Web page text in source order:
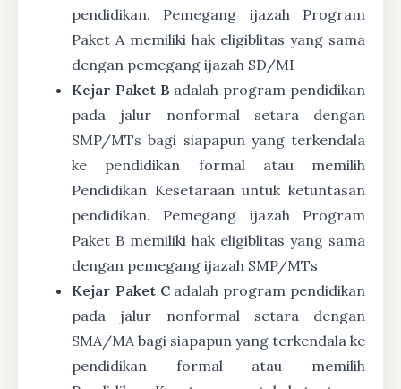
pendidikan. Pemegang ijazah Program
Paket A memiliki hak eligiblitas yang sama
dengan pemegang ijazah SD/MI
Kejar Paket B adalah program pendidikan
pada jalur nonformal setara dengan
SMP/MTs bagi siapapun yang terkendala
ke pendidikan formal atau memilih
Pendidikan Kesetaraan untuk ketuntasan
pendidikan. Pemegang ijazah Program
Paket B memiliki hak eligiblitas yang sama
dengan pemegang ijazah SMP/MTs
Kejar Paket Cadalah program pendidikan
pada jalur nonformal setara dengan
SMA/MA bagi siapapun yang terkendala ke
pendidikan formal atau memilih